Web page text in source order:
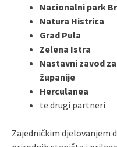
Nacionalni park
Natura Histrica
Grad Pula
Zelena Istra
Nastavni zavod
županije
Herculanea
te drugi partneri
Zajedničkim djelovanjem